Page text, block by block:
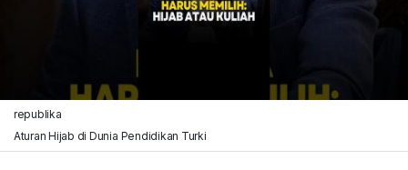
republika
Aturan Hijab di Dunia Pendidikan Turki